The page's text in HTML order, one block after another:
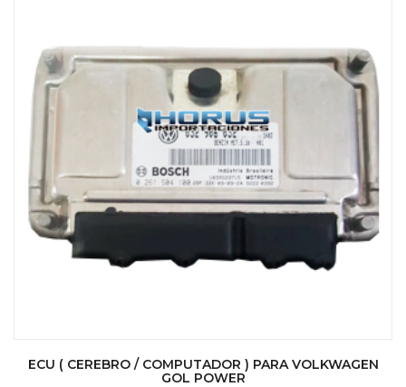
ECU ( CEREBRO / COMPUTADOR ) PARA VOLKWAGEN
GOL POWER